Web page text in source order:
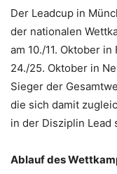
Der Leadcup in
der nationalen
am 10./11. Oktober
24./25. Oktober in
Sieger der
die sich damit
in der Disziplin Lead
Ablauf des